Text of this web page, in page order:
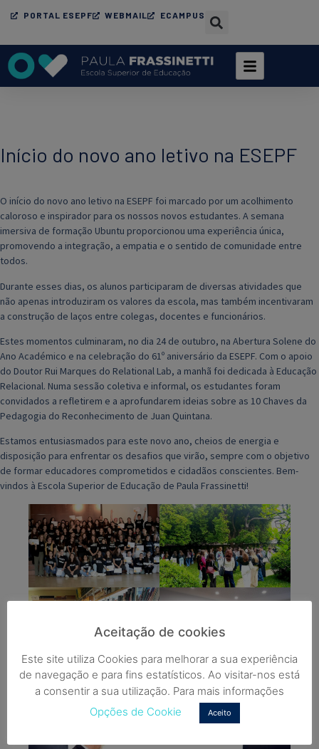
PORTAL ESEPF WEBMAIL ECAMPUS
Início do novo ano letivo na ESEPF
O início do novo ano letivo na ESEPF foi marcado por um acolhimento
caloroso e inspirador para os nossos novos estudantes. A semana
imersiva de formação Ubuntu proporcionou uma experiência única,
promovendo a integração, a empatia e o sentido de comunidade entre
todos.
Durante esses dias, os alunos participaram de diversas atividades que
não apenas introduziram os valores da escola, mas também incentivaram
a construção de laços entre colegas, docentes e funcionários.
Estes momentos culminaram, no dia 24 de outubro, na Abertura Solene do
Ano Académico e na celebração do 61º aniversário da ESEPF. Com o apoio
do Doutor Rui Marques do Relational Lab, a manhã foi dedicada à Educação
Relacional. Numa sessão coletiva e informal, os estudantes foram
convidados a refletirem e a aprofundarem ideias sobre as 10 Chaves da
Pedagogia do Reconhecimento de Juan Quintana.
Estamos entusiasmados para este novo ano, cheios de energia e
disposição para enfrentar os desafios que virão, sempre com o objetivo
de formar educadores comprometidos e cidadãos conscientes. Bem-
vindos à Escola Superior de Educação de Paula Frassinetti!
Aceitação de cookies
Este site utiliza Cookies para melhorar a sua experiência
de navegação e para fins estatísticos. Ao visitar-nos está
a consentir a sua utilização. Para mais informações
Opções de Cookie
Aceito